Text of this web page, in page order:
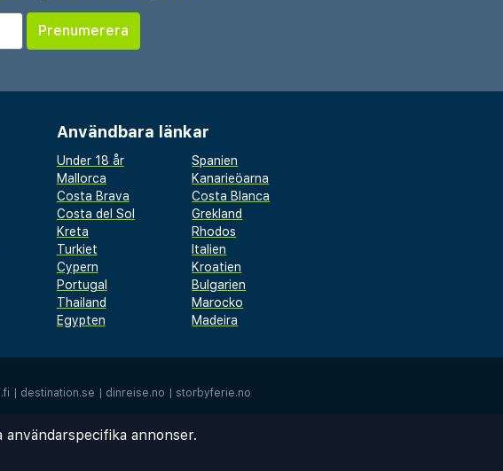
Användbara länkar
Under 18 år
Spanien
Mallorca
Kanarieöarna
Costa Brava
Costa Blanca
Costa del Sol
Grekland
Kreta
Rhodos
Turkiet
Italien
Cypern
Kroatien
Portugal
Bulgarien
Thailand
Marocko
Egypten
Madeira
| destination.se | dinreise.no | storbyferie.no
annonser.